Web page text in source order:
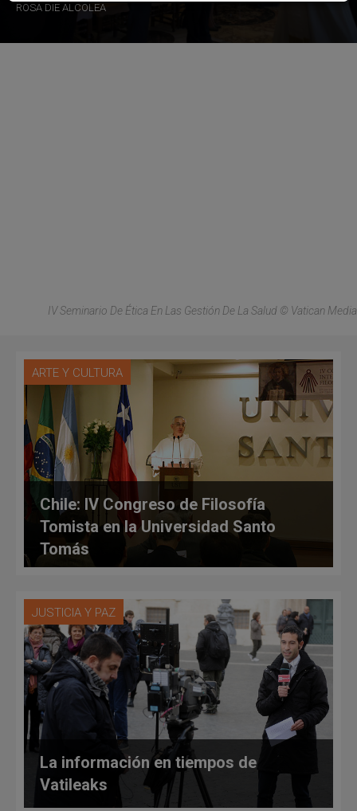
ROSA DIE ALCOLEA
IV Seminario De Ética En Las Gestión De La Salud © Vatican Media
ARTE Y CULTURA
Chile: IV Congreso de Filosofía
Tomista en la Universidad Santo
Tomás
JUSTICIA Y PAZ
La información en tiempos de
Vatileaks